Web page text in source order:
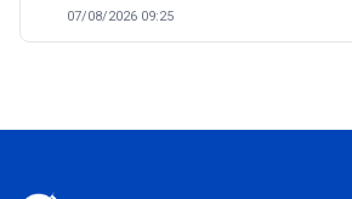
07/08/2026 09:25